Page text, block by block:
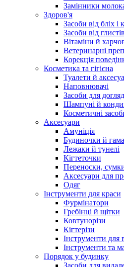
Замінники
Здоров'я
Засоби від бліх і
Засоби від глистів
Вітаміни й
Ветеринарні
Корекція
Косметика та гігієна
Туалети й
Наповнювачі
Засоби для
Шампуні й
Косметичні
Аксесуари
Амуніція
Будиночки й
Лежаки й тунелі
Кігтеточки
Переноски,
Аксесуари для
Одяг
Інструменти для краси
Фурмінатори
Гребінці й щітки
Ковтунорізи
Кігтерізи
Інструменти для
Інструменти та
Порядок у будинку